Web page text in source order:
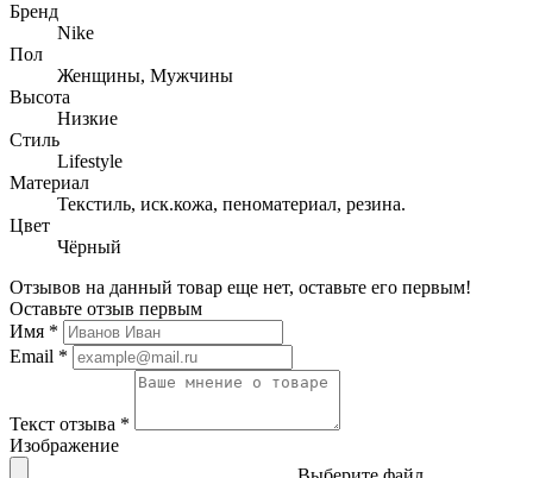
Бренд
Nike
Пол
Женщины, Мужчины
Высота
Низкие
Стиль
Lifestyle
Материал
Текстиль, иск.кожа, пеноматериал, резина.
Цвет
Чёрный
Отзывов на данный товар еще нет, оставьте его первым!
Оставьте отзыв первым
Имя *
Email *
Текст отзыва *
Изображение